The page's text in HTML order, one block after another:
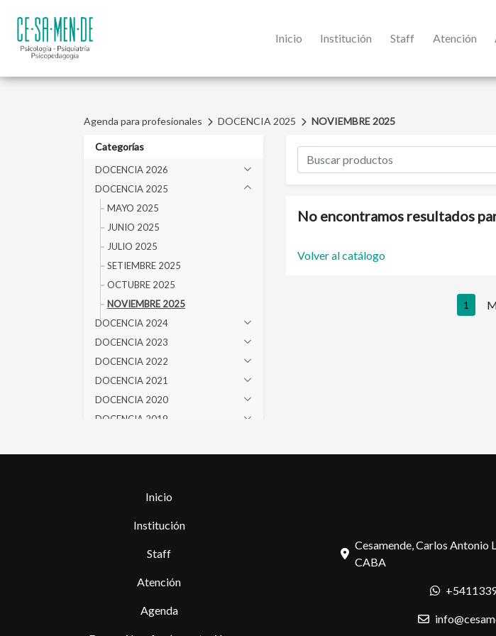
Inicio Institución Staff Atención
Agenda para profesionales DOCENCIA 2025 NOVIEMBRE 2025
Categorías
DOCENCIA 2026
DOCENCIA 2025
MAYO 2025
JUNIO 2025
JULIO 2025
SETIEMBRE 2025
OCTUBRE 2025
NOVIEMBRE 2025
DOCENCIA 2024
DOCENCIA 2023
DOCENCIA 2022
DOCENCIA 2021
DOCENCIA 2020
DOCENCIA 2019
DOCENCIA 2017
DOCENCIA 2015
DOCENCIA 2012
DOCENCIA 2009
No encontramos resultados
Volver al catálogo
1
Inicio
Institución
Staff
Atención
Agenda
Cesamende, Carlos Antonio
CABA